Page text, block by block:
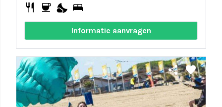
restaurant coffee nights_stay bed
Informatie aanvragen
share favorite